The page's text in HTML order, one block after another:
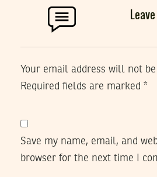
Your email address will not
Required fields are marked *
Save my name, email, and
browser for the next time I